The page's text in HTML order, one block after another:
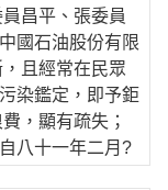
昌平、張委員
國石油股份有限
且經常在民眾
染鑑定，即予鉅
，顯有疏失；
八十一年二月?